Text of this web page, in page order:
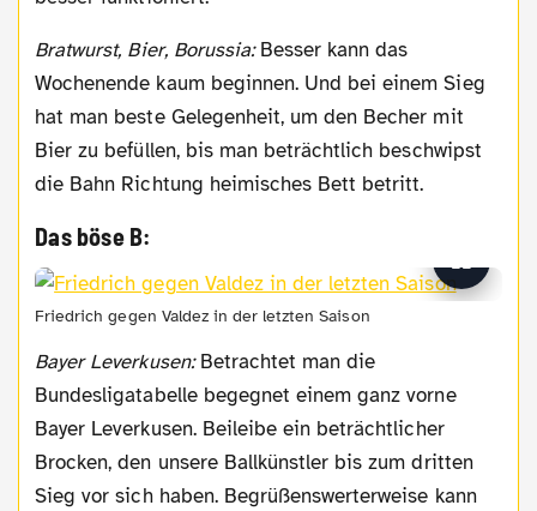
Bratwurst, Bier, Borussia:Besser kann das
Wochenende kaum beginnen. Und bei einem Sieg
hat man beste Gelegenheit, um den Becher mit
Bier zu befüllen, bis man beträchtlich beschwipst
die Bahn Richtung heimisches Bett betritt.
Das böse B:
Friedrich gegen Valdez in der letzten Saison
Bayer Leverkusen:Betrachtet man die
Bundesligatabelle begegnet einem ganz vorne
Bayer Leverkusen. Beileibe ein beträchtlicher
Brocken, den unsere Ballkünstler bis zum dritten
Sieg vor sich haben. Begrüßenswerterweise kann